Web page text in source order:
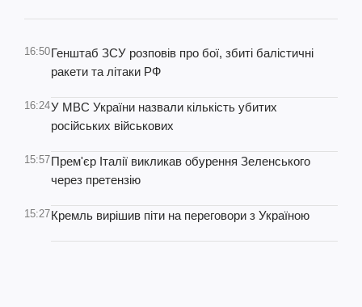
16:50Генштаб ЗСУ розповів про бої, збиті балістичні
ракети та літаки РФ
16:24У МВС України назвали кількість убитих
російських військових
15:57Прем'єр Італії викликав обурення Зеленського
через претензію
15:27Кремль вирішив піти на переговори з Україною